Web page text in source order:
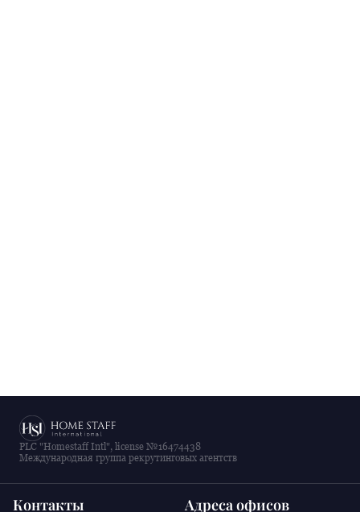
PLC "Homestaff Intl", license №16474438
Международная группа рекрутинговых агентств
Контакты Адреса офисов